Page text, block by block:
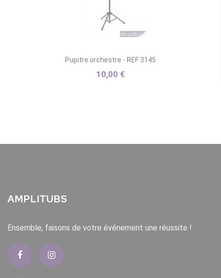
Pupitre orchestre - REF 3145
10,00 €
AMPLITUBS
Ensemble, faisons de votre événement une réussite !